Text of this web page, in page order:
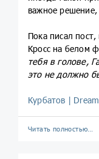
важное
Пока писал
Кросс на белом
тебя в голове,
это не должно
Курбатов |
Читать полностью…